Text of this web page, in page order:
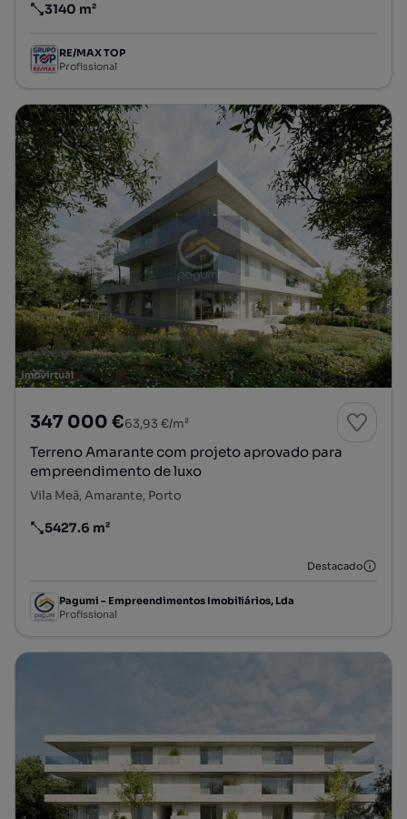
Preço por metro quadrado
3140 m²
RE/MAX TOP
Profissional
347 000 €63,93 €/m²
Terreno Amarante com projeto aprovado para
empreendimento de luxo
Vila Meã, Amarante, Porto
Preço por metro quadrado
5427.6 m²
Destacado
Pagumi - Empreendimentos Imobiliários, Lda
Profissional